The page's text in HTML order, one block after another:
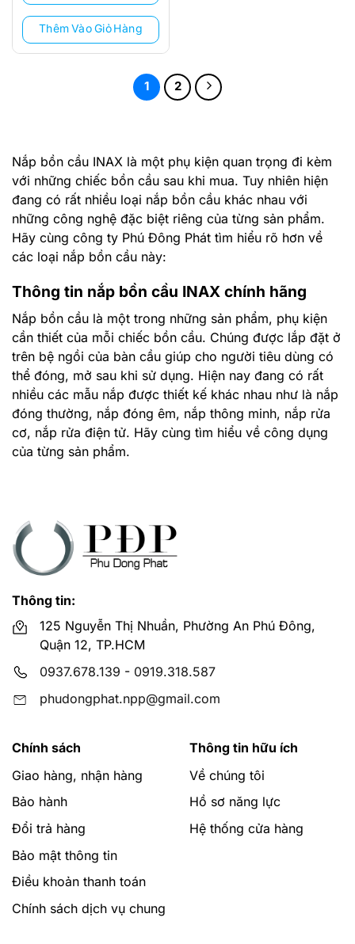
Nắp bồn cầu INAX là một phụ kiện quan trọng đi kèm
với những chiếc bồn cầu sau khi mua. Tuy nhiên hiện
đang có rất nhiều loại nắp bồn cầu khác nhau với
những công nghệ đặc biệt riêng của từng sản phẩm.
Hãy cùng công ty Phú Đông Phát tìm hiểu rõ hơn về
các loại nắp bồn cầu này:
Thông tin nắp bồn cầu INAX chính hãng
Nắp bồn cầu là một trong những sản phẩm, phụ kiện
cần thiết của mỗi chiếc bồn cầu. Chúng được lắp đặt ở
trên bệ ngồi của bàn cầu giúp cho người tiêu dùng có
thể đóng, mở sau khi sử dụng. Hiện nay đang có rất
nhiều các mẫu nắp được thiết kế khác nhau như là nắp
đóng thường, nắp đóng êm, nắp thông minh, nắp rửa
cơ, nắp rửa điện tử. Hãy cùng tìm hiểu về công dụng
của từng sản phẩm.
Các nắp êm là loại nắp bồn cầu được sử dụng phổ
biến ở nhiều hộ gia đình. Loại nắp này được thiết kế
giống nắp thường nhưng chức năng của nó giúp cho
nắp bồn cầu khi đóng lại không hề gây ra tiếng động
Nắp bồn cầu rửa cơ INAX:
Là loại lắp được thiết kế thông minh hơn so với 2 loại
nắp thường và nắp êm. Nắp rửa cơ cũng có tính năng
dụng một cách thoải mái và tiện lợi nhất.
Nắp bồn cầu điện tử INAX (thông minh):
Là kiểu nắp được ứng dụng nhiều công nghệ thông
minh, tiên tiến nhất hiện nay. Với những tính năng đặc
biệt như hút mùi hôi, bật nhạc, cảm biến tự động,
dụng,… chỉ bằng một bảng điều khiển trên tay.
1.700.000 ₫.
Thêm Vào Giỏ Hàng
1 2
Thông tin:
125 Nguyễn Thị Nhuần, Phường An Phú Đông,
Quận 12, TP.HCM
0937.678.139 - 0919.318.587
phudongphat.npp@gmail.com
Chính sách
Giao hàng, nhận hàng
Bảo hành
Đổi trả hàng
Bảo mật thông tin
Điều khoản thanh toán
Chính sách dịch vụ chung
Thông tin hữu ích
Về chúng tôi
Hồ sơ năng lực
Hệ thống cửa hàng